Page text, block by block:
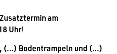
am
Uhr!
(…) Bodentrampeln und (…)